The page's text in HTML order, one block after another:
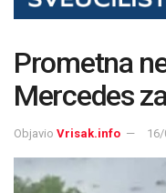
Prometna
Mercedes
Objavio Vrisak.info